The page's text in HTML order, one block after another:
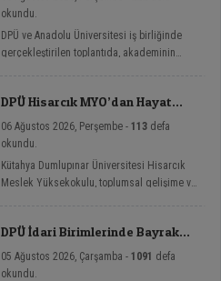
okundu.
DPÜ ve Anadolu Üniversitesi iş birliğinde
gerçekleştirilen toplantıda, akademinin
DPÜ Hisarcık MYO’dan Hayat
06 Ağustos 2026, Perşembe - 113 defa
okundu.
Kütahya Dumlupınar Üniversitesi Hisarcık
Meslek Yüksekokulu, toplumsal gelişime ve
Sohbetler etkinlik serisi kapsamında üç
önemli söyleşiye imza attı.
DPÜ İdari Birimlerinde Bayrak
05 Ağustos 2026, Çarşamba - 1091 defa
okundu.